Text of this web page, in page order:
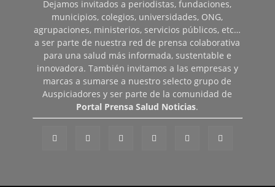
Dejamos invitados a periodistas, fundaciones,
municipios, colegios, universidades, ONG,
agrupaciones, ministerios, servicios públicos, etc…
a ser parte de nuestra red de prensa colaborativa
para una salud más informada, sustentable e
innovadora. También invitamos a las empresas y
marcas a sumarse a nuestro selecto grupo de
Auspiciadores y ser parte de la comunidad de
Portal Prensa Salud Noticias.